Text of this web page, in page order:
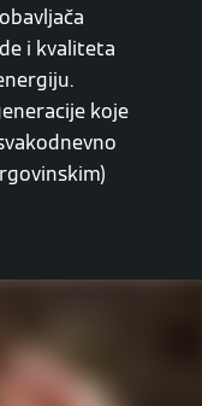
i kvaliteta
koje